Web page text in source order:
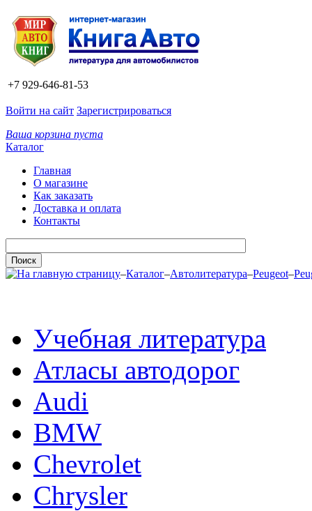
+7 929-646-81-53
Войти на сайт Зарегистрироваться
Ваша корзина пуста
Каталог
Главная
О магазине
Как заказать
Доставка и оплата
Контакты
–Каталог–Автолитература–Peugeot–
Учебная литература
Атласы автодорог
Audi
BMW
Chevrolet
Chrysler